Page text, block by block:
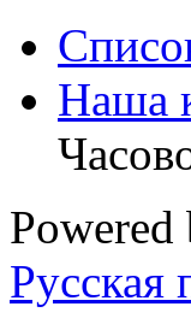
Наша
Powered
Русская